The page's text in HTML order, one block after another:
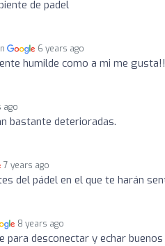
de padel
6 years ago
humilde como a mi me gusta!!
ago
bastante deterioradas.
7 years ago
del pádel en el que te harán
8 years ago
para desconectar y echar